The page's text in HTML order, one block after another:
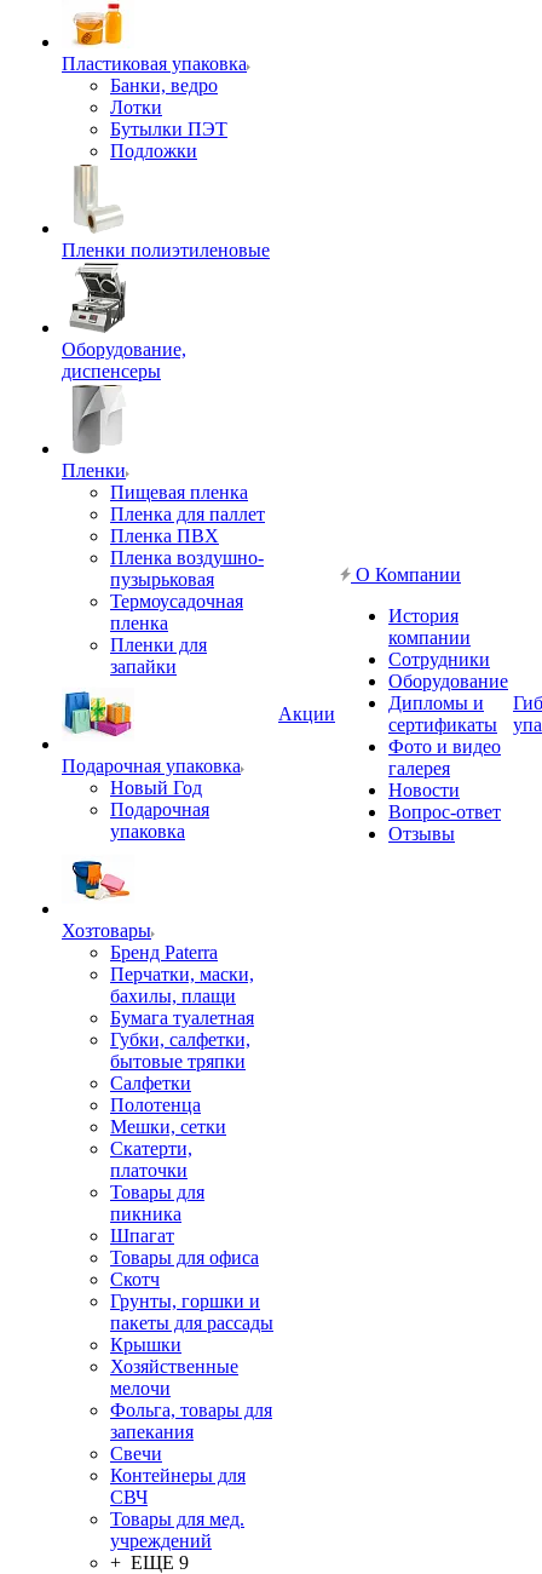
Пластиковая упаковка
Банки, ведро
Лотки
Бутылки ПЭТ
Подложки
Пленки полиэтиленовые
Оборудование,
диспенсеры
Пленки
Пищевая пленка
Пленка для паллет
Пленка ПВХ
Пленка воздушно-
пузырьковая
Термоусадочная
пленка
Пленки для
запайки
Подарочная упаковка
Новый Год
Подарочная
упаковка
Хозтовары
Бренд Paterra
Перчатки, маски,
бахилы, плащи
Бумага туалетная
Губки, салфетки,
бытовые тряпки
Салфетки
Полотенца
Мешки, сетки
Скатерти,
платочки
Товары для
пикника
Шпагат
Товары для офиса
Скотч
Грунты, горшки и
пакеты для рассады
Крышки
Хозяйственные
мелочи
Фольга, товары для
запекания
Свечи
Контейнеры для
СВЧ
Товары для мед.
учреждений
+ ЕЩЕ 9
Акции
О Компании
История
компании
Сотрудники
Оборудование
Дипломы и
сертификаты
Фото и видео
галерея
Новости
Вопрос-ответ
Отзывы